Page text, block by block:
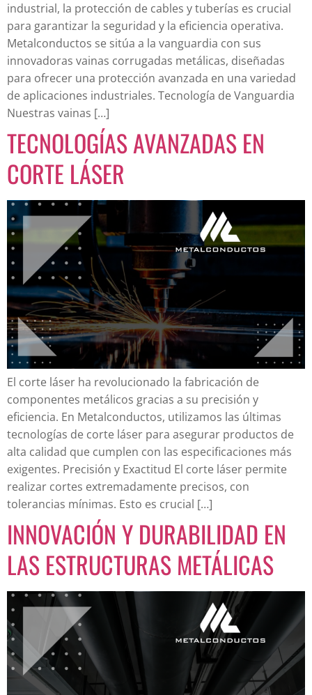
industrial, la protección de cables y tuberías es crucial
para garantizar la seguridad y la eficiencia operativa.
Metalconductos se sitúa a la vanguardia con sus
innovadoras vainas corrugadas metálicas, diseñadas
para ofrecer una protección avanzada en una variedad
de aplicaciones industriales. Tecnología de Vanguardia
Nuestras vainas […]
TECNOLOGÍAS AVANZADAS EN
CORTE LÁSER
El corte láser ha revolucionado la fabricación de
componentes metálicos gracias a su precisión y
eficiencia. En Metalconductos, utilizamos las últimas
tecnologías de corte láser para asegurar productos de
alta calidad que cumplen con las especificaciones más
exigentes. Precisión y Exactitud El corte láser permite
realizar cortes extremadamente precisos, con
tolerancias mínimas. Esto es crucial […]
INNOVACIÓN Y DURABILIDAD EN
LAS ESTRUCTURAS METÁLICAS